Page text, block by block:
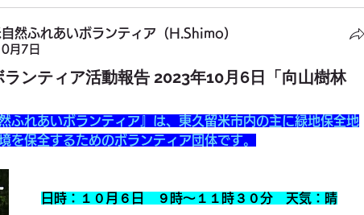
然ふれあいボランティア（H.Shimo）
月7日
ンティア活動報告 2023年10月6日「向山樹林
ふれあいボランティア』は、東久留米市内の主に緑地保全地
を保全するためのボランティア団体です。
日時：１０月６日　９時～１１時３０分　天気：晴